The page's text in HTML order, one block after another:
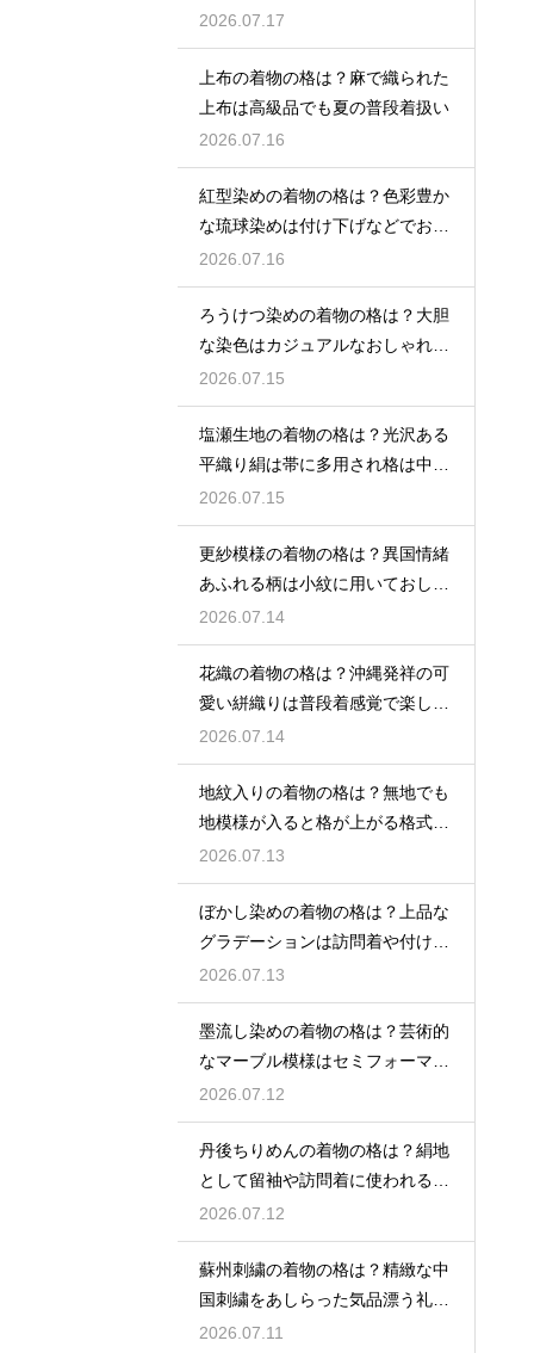
2026.07.17
上布の着物の格は？麻で織られた
上布は高級品でも夏の普段着扱い
2026.07.16
紅型染めの着物の格は？色彩豊か
な琉球染めは付け下げなどでおし
ゃれ着向き
2026.07.16
ろうけつ染めの着物の格は？大胆
な染色はカジュアルなおしゃれ着
に最適
2026.07.15
塩瀬生地の着物の格は？光沢ある
平織り絹は帯に多用され格は中位
程度
2026.07.15
更紗模様の着物の格は？異国情緒
あふれる柄は小紋に用いておしゃ
れ着向き
2026.07.14
花織の着物の格は？沖縄発祥の可
愛い絣織りは普段着感覚で楽しめ
る
2026.07.14
地紋入りの着物の格は？無地でも
地模様が入ると格が上がる格式を
解説
2026.07.13
ぼかし染めの着物の格は？上品な
グラデーションは訪問着や付け下
げで格調アップ
2026.07.13
墨流し染めの着物の格は？芸術的
なマーブル模様はセミフォーマル
な装いにも映える
2026.07.12
丹後ちりめんの着物の格は？絹地
として留袖や訪問着に使われる高
級素材
2026.07.12
蘇州刺繍の着物の格は？精緻な中
国刺繍をあしらった気品漂う礼装
着
2026.07.11